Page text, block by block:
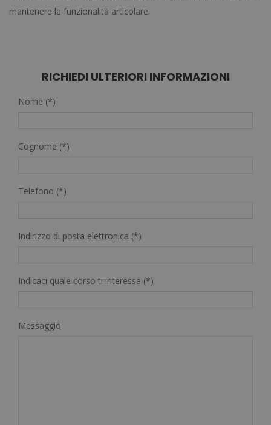
mantenere la funzionalità articolare.
RICHIEDI ULTERIORI INFORMAZIONI
Nome (*)
Cognome (*)
Telefono (*)
Indirizzo di posta elettronica (*)
Indicaci quale corso ti interessa (*)
Messaggio